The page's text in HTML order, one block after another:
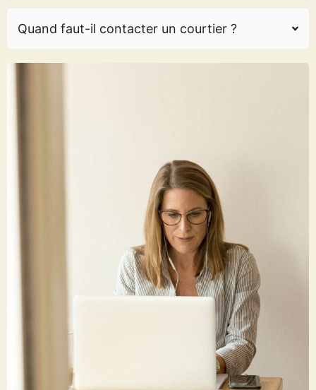
Quand faut-il contacter un courtier ?